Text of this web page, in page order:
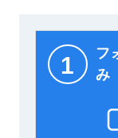
1
フ
み